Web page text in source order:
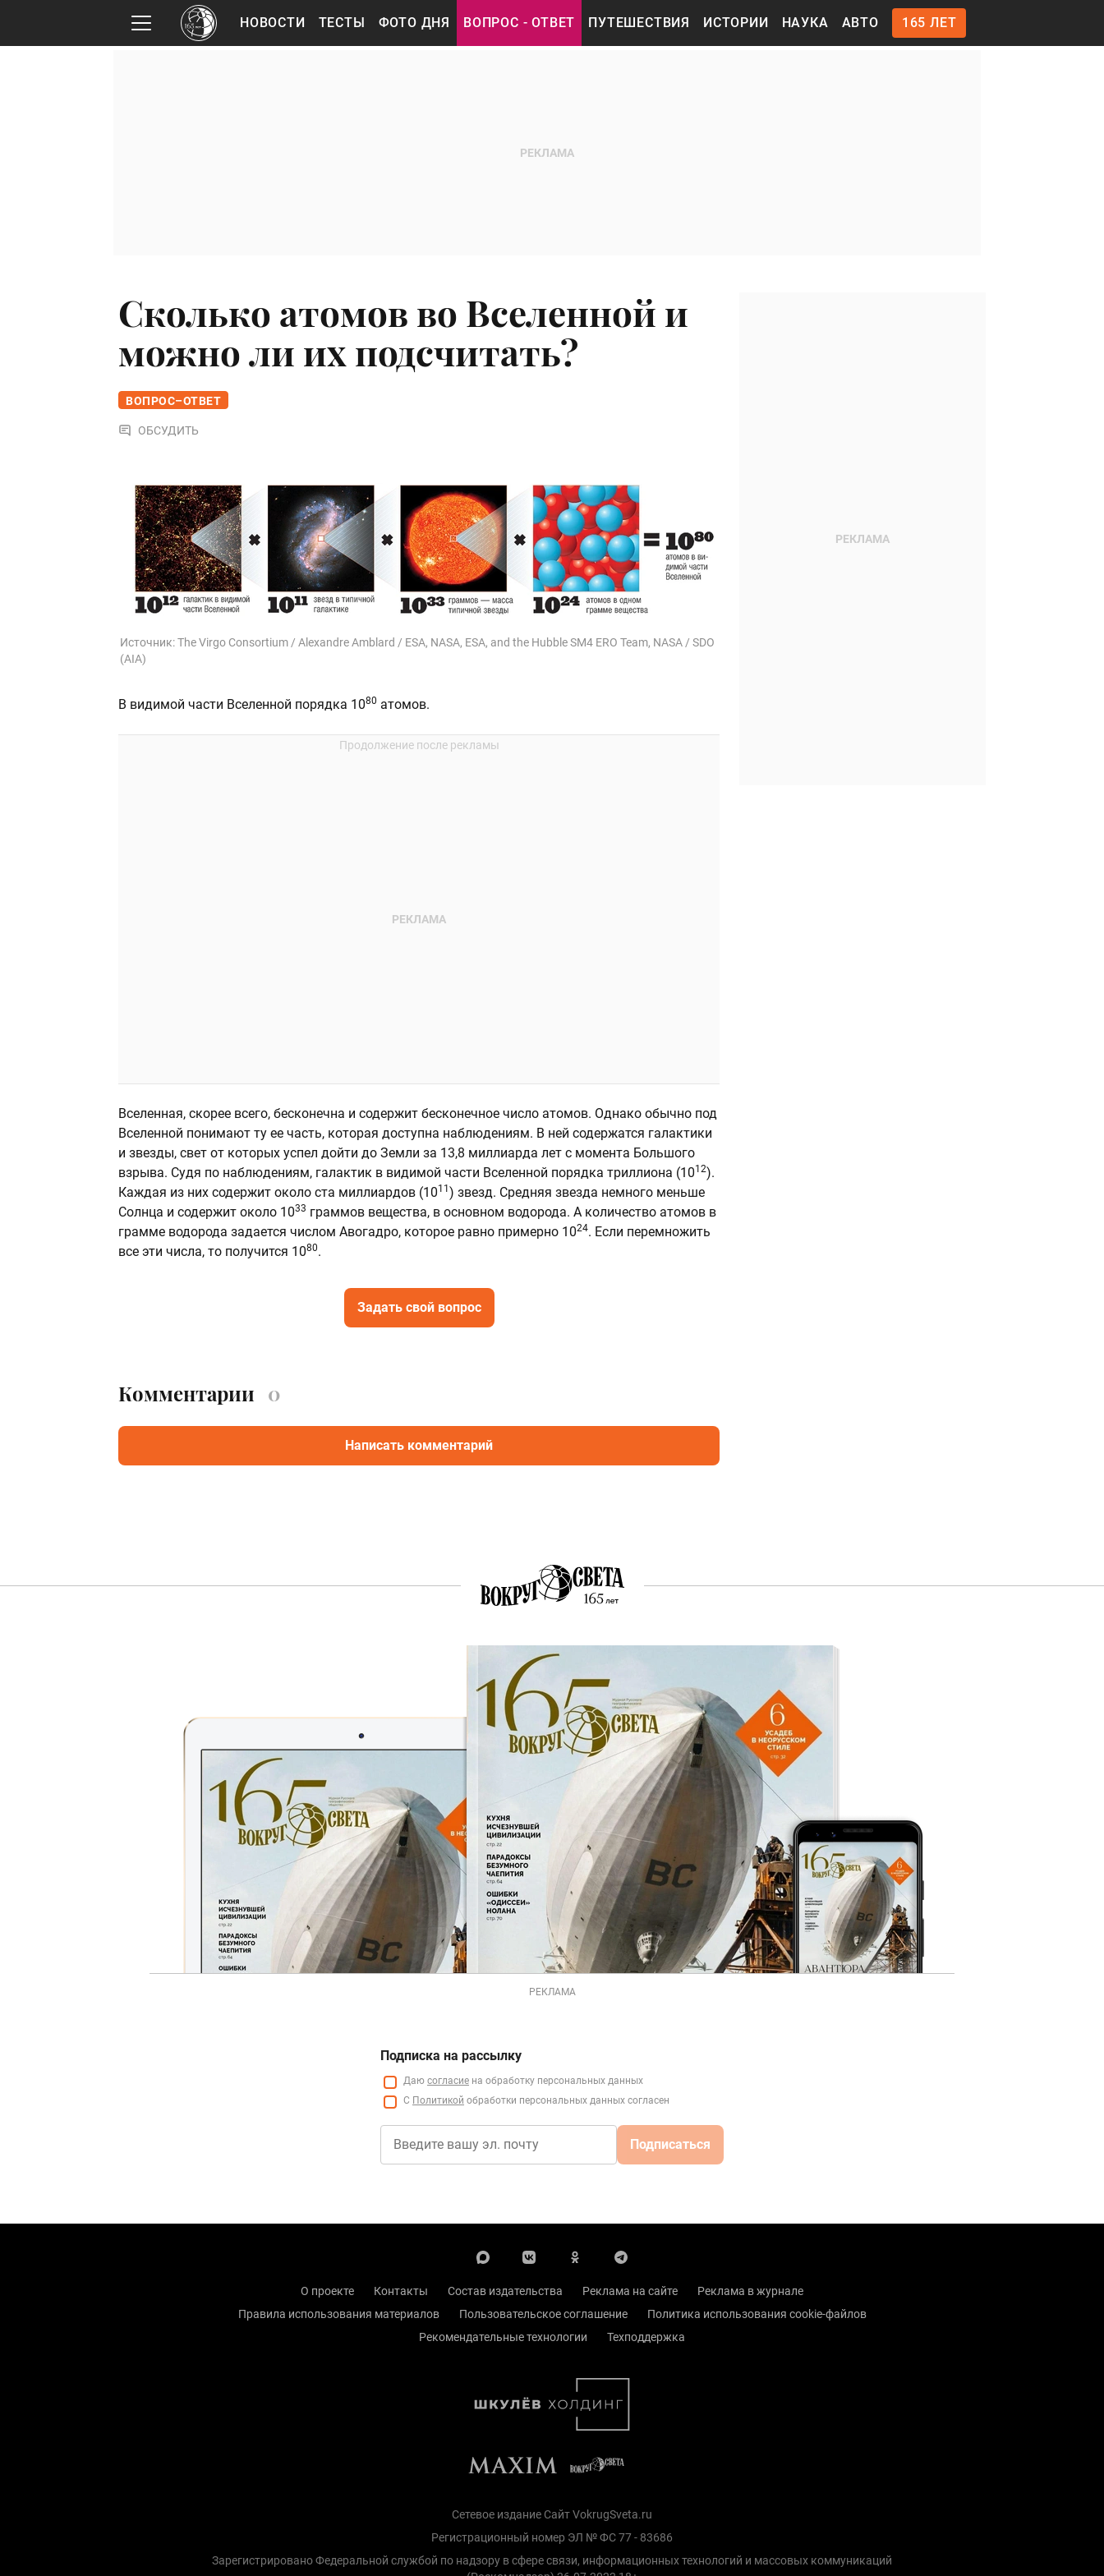
НОВОСТИ ТЕСТЫ ФОТО ДНЯ ВОПРОС - ОТВЕТ ПУТЕШЕСТВИЯ ИСТОРИИ НАУКА АВТО 165 ЛЕТ
Сколько атомов во Вселенной и
можно ли их подсчитать?
ВОПРОС–ОТВЕТ
ОБСУДИТЬ
Источник:The Virgo Consortium / Alexandre Amblard / ESA, NASA, ESA, and the Hubble SM4 ERO Team, NASA / SDO
(AIA)
В видимой части Вселенной порядка 1080 атомов.
Вселенная, скорее всего, бесконечна и содержит бесконечное число атомов. Однако обычно под
Вселенной понимают ту ее часть, которая доступна наблюдениям. В ней содержатся галактики
и звезды, свет от которых успел дойти до Земли за 13,8 миллиарда лет с момента Большого
взрыва. Судя по наблюдениям, галактик в видимой части Вселенной порядка триллиона (1012).
Каждая из них содержит около ста миллиардов (1011 ) звезд. Средняя звезда немного меньше
Солнца и содержит около 1033 граммов вещества, в основном водорода. А количество атомов в
грамме водорода задается числом Авогадро, которое равно примерно 1024. Если перемножить
все эти числа, то получится 1080.
Задать свой вопрос
Комментарии 0
Написать комментарий
РЕКЛАМА
Подписка на рассылку
Даю согласие на обработку персональных данных
С Политикой обработки персональных данных согласен
Подписаться
О проекте Контакты Состав издательства Реклама на сайте
Реклама в журнале
Правила использования материалов
Пользовательское соглашение
Политика использования cookie-файлов
Рекомендательные технологии
Техподдержка
Сетевое издание Сайт VokrugSveta.ru
Регистрационный номер ЭЛ № ФС 77 - 83686
Зарегистрировано Федеральной службой по надзору в сфере связи, информационных технологий и массовых коммуникаций